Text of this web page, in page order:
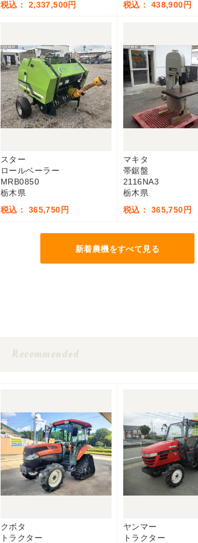
税込： 2,337,500円
税込： 438,900円
スター
ロールベーラー
MRB0850
栃木県
税込： 365,750円
マキタ
帯鋸盤
2116NA3
栃木県
税込： 365,750円
新着農機をすべて見る
Recommended
クボタ
トラクター
ヤンマー
トラクター